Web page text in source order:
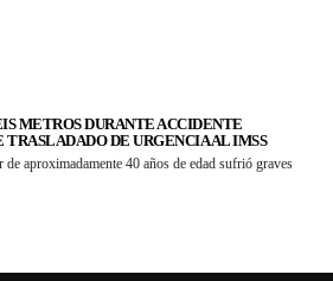
METROS DURANTE ACCIDENTE
DE URGENCIA AL IMSS
aproximadamente 40 años de edad sufrió graves